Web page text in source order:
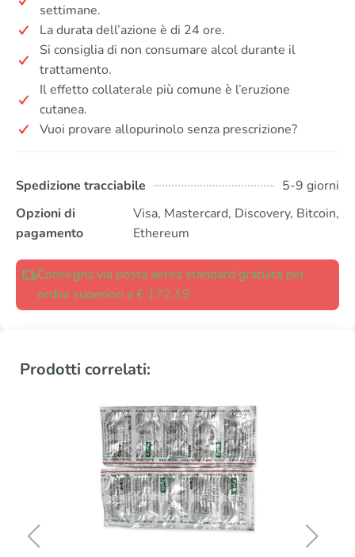
settimane.
La durata dell’azione è di 24 ore.
Si consiglia di non consumare alcol durante il
trattamento.
Il effetto collaterale più comune è l’eruzione
cutanea.
Vuoi provare allopurinolo senza prescrizione?
Spedizione tracciabile
5-9 giorni
Opzioni di
pagamento
Visa, Mastercard, Discovery, Bitcoin,
Ethereum
Consegna via posta aerea standard gratuita per
ordini superiori a € 172,19
Prodotti correlati: